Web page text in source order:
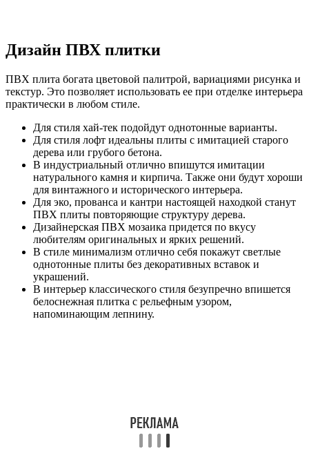
Дизайн ПВХ плитки
ПВХ плита богата цветовой палитрой, вариациями рисунка и
текстур. Это позволяет использовать ее при отделке интерьера
практически в любом стиле.
Для стиля хай-тек подойдут однотонные варианты.
Для стиля лофт идеальны плиты с имитацией старого
дерева или грубого бетона.
В индустриальный отлично впишутся имитации
натурального камня и кирпича. Также они будут хороши
для винтажного и исторического интерьера.
Для эко, прованса и кантри настоящей находкой станут
ПВХ плиты повторяющие структуру дерева.
Дизайнерская ПВХ мозаика придется по вкусу
любителям оригинальных и ярких решений.
В стиле минимализм отлично себя покажут светлые
однотонные плиты без декоративных вставок и
украшений.
В интерьер классического стиля безупречно впишется
белоснежная плитка с рельефным узором,
напоминающим лепнину.